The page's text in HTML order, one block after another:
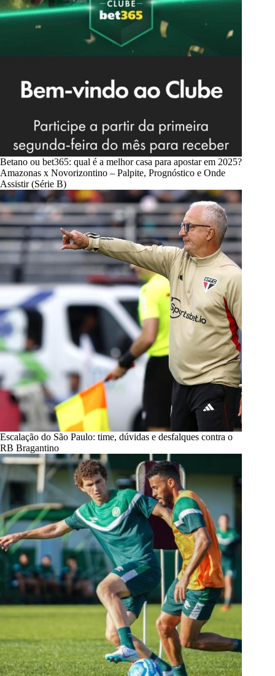
Betano ou bet365: qual é a melhor casa para apostar em 2025?
Amazonas x Novorizontino – Palpite, Prognóstico e Onde
Assistir (Série B)
Escalação do São Paulo: time, dúvidas e desfalques contra o
RB Bragantino